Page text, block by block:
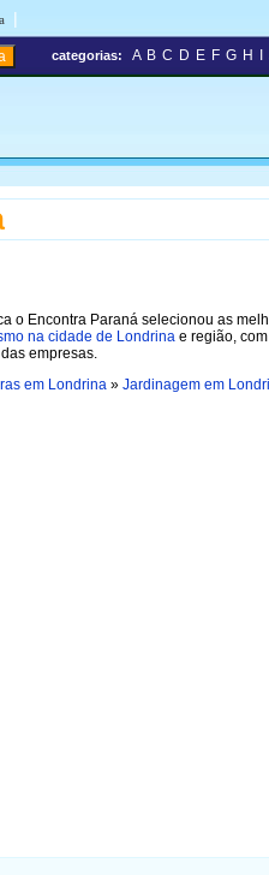
|
categorias: A B C D E F G H
o Encontra Paraná selecionou as
na cidade de Londrina e região, com
empresas.
em Londrina » Jardinagem em